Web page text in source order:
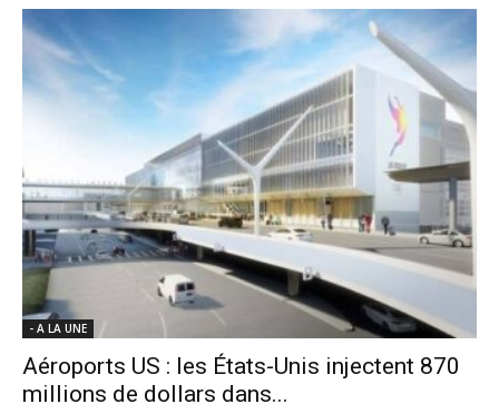
- A LA UNE
Aéroports US : les États-Unis injectent 870
millions de dollars dans...